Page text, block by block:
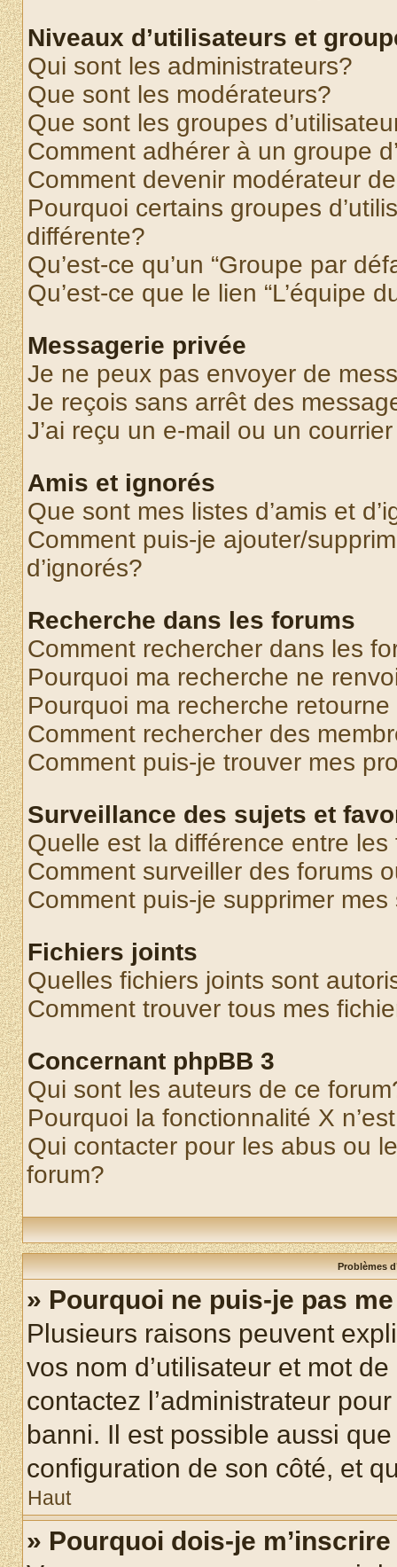
Niveaux d’utilisateurs et
Qui sont les administrateurs?
Que sont les modérateurs?
Que sont les groupes
Comment adhérer à un groupe
Comment devenir modérateur
Pourquoi certains groupes
différente?
Qu’est-ce qu’un “Groupe par
Qu’est-ce que le lien “L’équipe
Messagerie privée
Je ne peux pas envoyer de
Je reçois sans arrêt des
J’ai reçu un e-mail ou un
Amis et ignorés
Que sont mes listes d’amis et
Comment puis-je ajouter/
d’ignorés?
Recherche dans les forums
Comment rechercher dans les
Pourquoi ma recherche ne
Pourquoi ma recherche
Comment rechercher des
Comment puis-je trouver mes
Surveillance des sujets et
Quelle est la différence entre
Comment surveiller des forums
Comment puis-je supprimer
Fichiers joints
Quelles fichiers joints sont
Comment trouver tous mes
Concernant phpBB 3
Qui sont les auteurs de ce
Pourquoi la fonctionnalité X
Qui contacter pour les abus ou
forum?
Problèmes
» Pourquoi ne puis-je pas
Plusieurs raisons peuvent
vos nom d’utilisateur et mot
contactez l’administrateur
banni. Il est possible aussi
configuration de son côté, et
Haut
» Pourquoi dois-je